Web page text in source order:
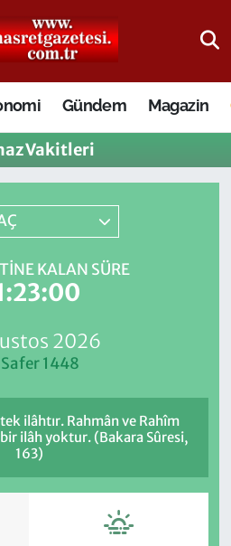
Gündem Magazin
Vakitleri
KALAN SÜRE
2026
1448
ilâhtır. Rahmân ve Rahîm
ilâh yoktur. (Bakara Sûresi,
163)
Eczaneler
Haritası
ve Fikstür